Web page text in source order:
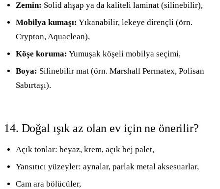
Zemin: Solid ahşap ya da kaliteli laminat (silinebilir),
Mobilya kumaşı: Yıkanabilir, lekeye dirençli (örn.
Crypton, Aquaclean),
Köşe koruma: Yumuşak köşeli mobilya seçimi,
Boya: Silinebilir mat (örn. Marshall Permatex, Polisan
Sabırtaşı).
14. Doğal ışık az olan ev için ne önerilir?
Açık tonlar: beyaz, krem, açık bej palet,
Yansıtıcı yüzeyler: aynalar, parlak metal aksesuarlar,
Cam ara bölücüler,